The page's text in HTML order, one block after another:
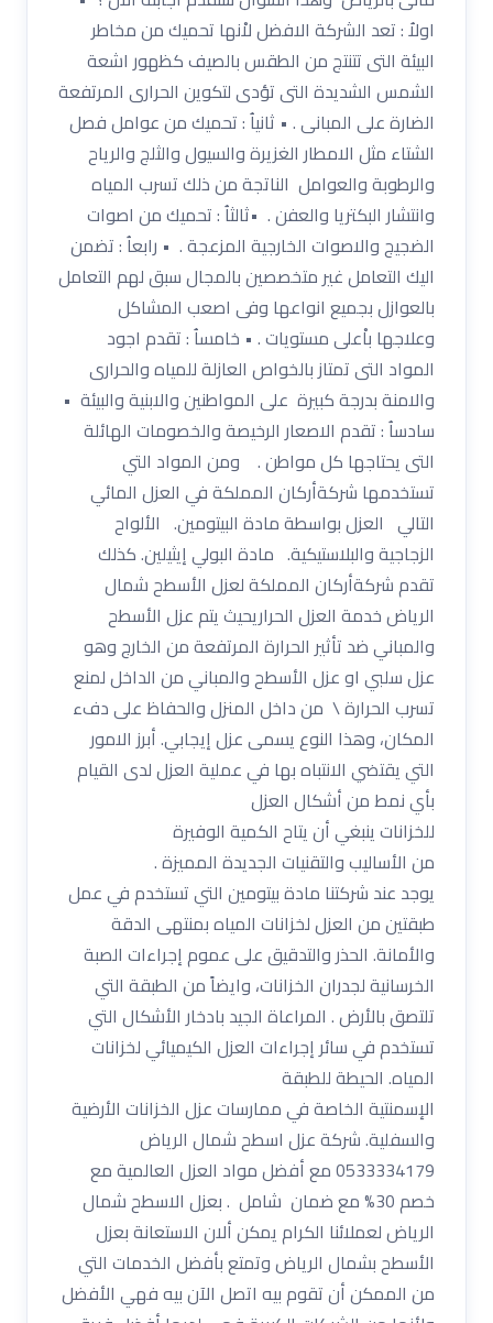
اولاُ : تعد الشركة الافضل لاْنها تحميك من مخاطر
البيئة التى تتنتج من الطقس بالصيف كظهور اشعة
الشمس الشديدة التى تؤدى لتكوين الحرارى المرتفعة
الضارة على المبانى . • ثانياُ : تحميك من عوامل فصل
الشتاء مثل الامطار الغزيرة والسيول والثلج والرياح
والرطوبة والعوامل الناتجة من ذلك تسرب المياه
وانتشار البكتريا والعفن . •ثالثاُ : تحميك من اصوات
الضجيج والاصوات الخارجية المزعجة . • رابعاُ : تضمن
اليك التعامل غير متخصصين بالمجال سبق لهم التعامل
بالعوازل بجميع انواعها وفى اصعب المشاكل
وعلاجها باْعلى مستويات . • خامساُ : تقدم اجود
المواد التى تمتاز بالخواص العازلة للمياه والحرارى
والامنة بدرجة كبيرة على المواطنين والابنية والبيئة •
سادساُ : تقدم الاصعار الرخيصة والخصومات الهائلة
التى يحتاجها كل مواطن . ومن المواد التي
تستخدمها شركةأركان المملكة في العزل المائي
التالي العزل بواسطة مادة البيتومين. الألواح
الزجاجية والبلاستيكية. مادة البولي إيثيلين. كذلك
تقدم شركةأركان المملكة لعزل الأسطح شمال
الرياض خدمة العزل الحراريحيث يتم عزل الأسطح
والمباني ضد تأثير الحرارة المرتفعة من الخارج وهو
عزل سلبي او عزل الأسطح والمباني من الداخل لمنع
تسرب الحرارة \ من داخل المنزل والحفاظ على دفء
المكان، وهذا النوع يسمى عزل إيجابي. أبرز الامور
التي يقتضي الانتباه بها في عملية العزل لدى القيام
بأي نمط من أشكال العزل
للخزانات ينبغي أن يتاح الكمية الوفيرة
من الأساليب والتقنيات الجديدة المميزة .
يوجد عند شركتنا مادة بيتومين التي تستخدم في عمل
طبقتين من العزل لخزانات المياه بمنتهى الدقة
والأمانة. الحذر والتدقيق على عموم إجراءات الصبة
الخرسانية لجدران الخزانات، وايضاً من الطبقة التي
تلتصق بالأرض . المراعاة الجيد بادخار الأشكال التي
تستخدم في سائر إجراءات العزل الكيميائي لخزانات
المياه. الحيطة للطبقة
الإسمنتية الخاصة في ممارسات عزل الخزانات الأرضية
والسفلية. شركة عزل اسطح شمال الرياض
0533334179 مع أفضل مواد العزل العالمية مع
خصم 30% مع ضمان شامل . بعزل الاسطح شمال
الرياض لعملائنا الكرام يمكن ألان الاستعانة بعزل
الأسطح بشمال الرياض وتمتع بأفضل الخدمات التي
من الممكن أن تقوم بيه اتصل الآن بيه فهي الأفضل